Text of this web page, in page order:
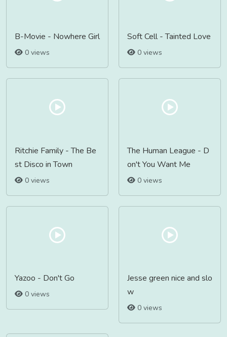
B-Movie - Nowhere Girl
0 views
Soft Cell - Tainted Love
0 views
Ritchie Family - The Be
st Disco in Town
0 views
The Human League - D
on't You Want Me
0 views
Yazoo - Don't Go
0 views
Jesse green nice and slo
w
0 views